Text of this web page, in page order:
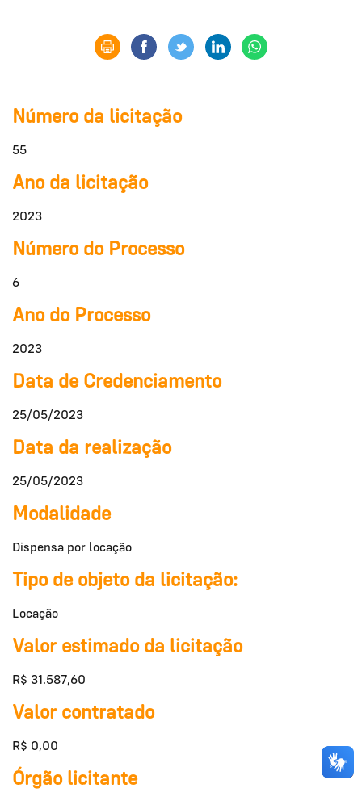
Número da licitação
55
Ano da licitação
2023
Número do Processo
6
Ano do Processo
2023
Data de Credenciamento
25/05/2023
Data da realização
25/05/2023
Modalidade
Dispensa por locação
Tipo de objeto da licitação:
Locação
Valor estimado da licitação
R$ 31.587,60
Valor contratado
R$ 0,00
Órgão licitante